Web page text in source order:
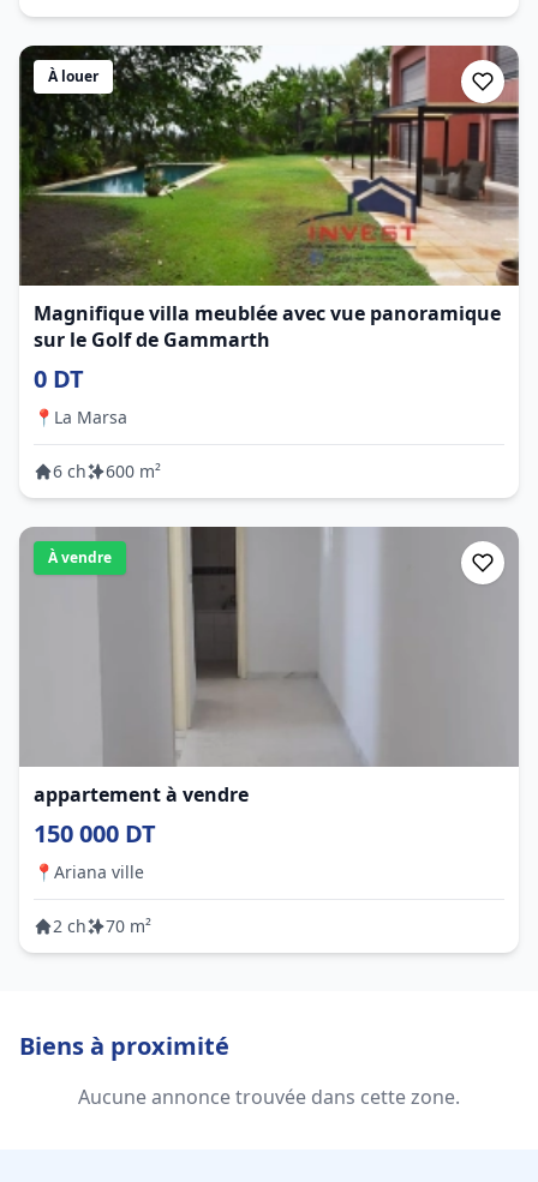
À louer
Magnifique villa meublée avec vue panoramique
sur le Golf de Gammarth
0 DT
📍 La Marsa
6 ch 600 m²
À vendre
appartement à vendre
150 000 DT
📍 Ariana ville
2 ch 70 m²
Biens à proximité
Aucune annonce trouvée dans cette zone.